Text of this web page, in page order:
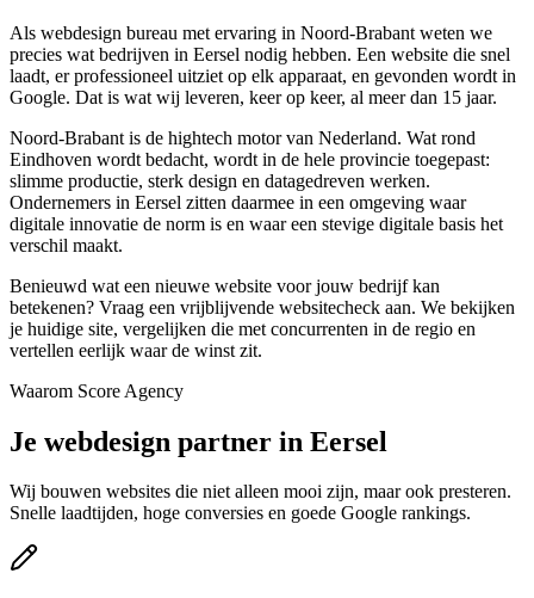
Als webdesign bureau met ervaring in Noord-Brabant weten we
precies wat bedrijven in Eersel nodig hebben. Een website die snel
laadt, er professioneel uitziet op elk apparaat, en gevonden wordt in
Google. Dat is wat wij leveren, keer op keer, al meer dan 15 jaar.
Noord-Brabant is de hightech motor van Nederland. Wat rond
Eindhoven wordt bedacht, wordt in de hele provincie toegepast:
slimme productie, sterk design en datagedreven werken.
Ondernemers in Eersel zitten daarmee in een omgeving waar
digitale innovatie de norm is en waar een stevige digitale basis het
verschil maakt.
Benieuwd wat een nieuwe website voor jouw bedrijf kan
betekenen? Vraag een vrijblijvende websitecheck aan. We bekijken
je huidige site, vergelijken die met concurrenten in de regio en
vertellen eerlijk waar de winst zit.
Waarom Score Agency
Je webdesign partner in Eersel
Wij bouwen websites die niet alleen mooi zijn, maar ook presteren.
Snelle laadtijden, hoge conversies en goede Google rankings.